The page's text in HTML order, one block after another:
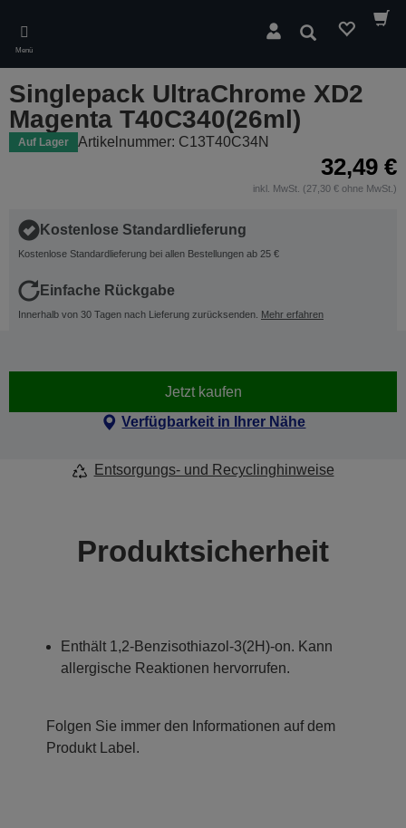
main
content
Menü
Suchen
Singlepack UltraChrome XD2
Magenta T40C340(26ml)
Auf Lager Artikelnummer: C13T40C34N
32,49 €
inkl. MwSt. (27,30 € ohne MwSt.)
Kostenlose Standardlieferung
Kostenlose Standardlieferung bei allen Bestellungen ab 25 €
Einfache Rückgabe
Innerhalb von 30 Tagen nach Lieferung zurücksenden. Mehr erfahren
Jetzt kaufen
Verfügbarkeit in Ihrer Nähe
Entsorgungs- und Recyclinghinweise
Produktsicherheit
Enthält 1,2-Benzisothiazol-3(2H)-on. Kann
allergische Reaktionen hervorrufen.
Folgen Sie immer den Informationen auf dem
Produkt Label.